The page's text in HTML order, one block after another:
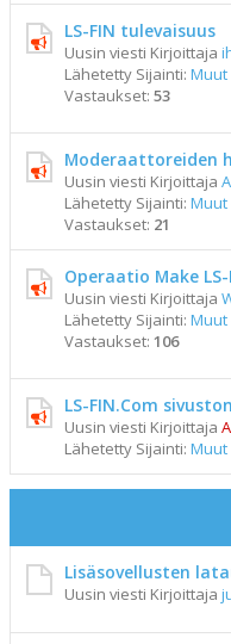
LS-FIN tulevaisuus
Uusin viesti Kirjoittaja
Lähetetty Sijainti:
Vastaukset: 53
Moderaattoreiden
Uusin viesti Kirjoittaja
Lähetetty Sijainti:
Vastaukset: 21
Operaatio Make
Uusin viesti Kirjoittaja
Lähetetty Sijainti:
Vastaukset: 106
LS-FIN.Com
Uusin viesti Kirjoittaja
Lähetetty Sijainti:
Lisäsovellusten
Uusin viesti Kirjoittaja